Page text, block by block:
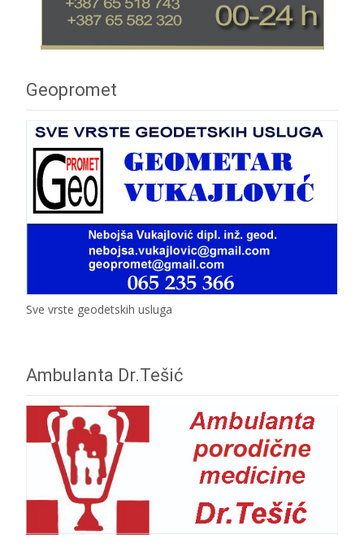
Geopromet
Sve vrste geodetskih usluga
Ambulanta Dr.Tešić